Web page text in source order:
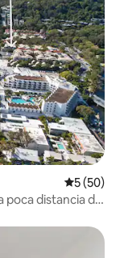
5 (50)
poca distancia de